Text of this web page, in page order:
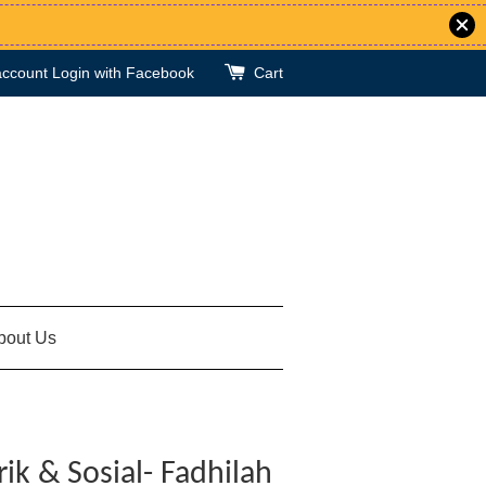
Login with Facebook Cart
Us
& Sosial- Fadhilah